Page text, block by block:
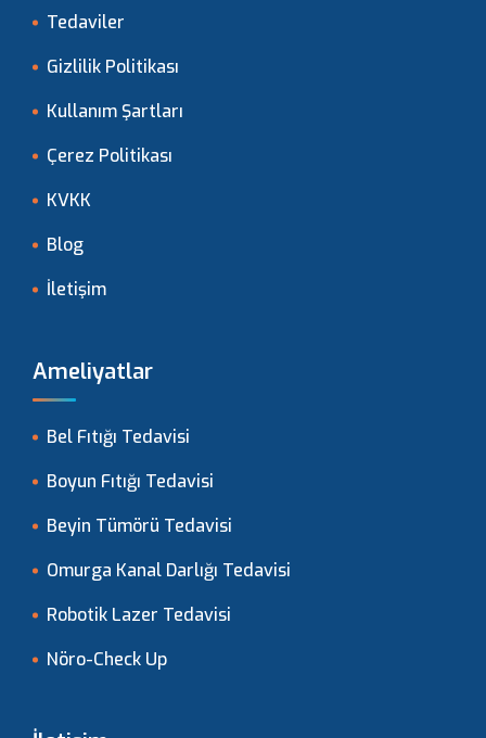
Tedaviler
Gizlilik Politikası
Kullanım Şartları
Çerez Politikası
KVKK
Blog
İletişim
Ameliyatlar
Bel Fıtığı Tedavisi
Boyun Fıtığı Tedavisi
Beyin Tümörü Tedavisi
Omurga Kanal Darlığı Tedavisi
Robotik Lazer Tedavisi
Nöro-Check Up